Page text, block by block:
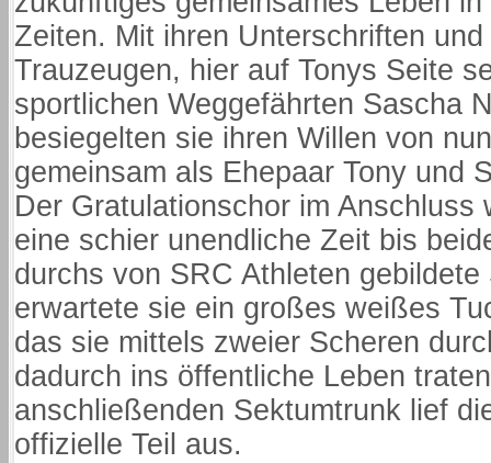
Zeiten. Mit ihren Unterschriften
Trauzeugen, hier auf Tonys Seite
sportlichen Weggefährten Sascha
besiegelten sie ihren Willen von
gemeinsam als Ehepaar Tony und
Der Gratulationschor im Anschluss
eine schier unendliche Zeit bis
durchs von SRC Athleten
erwartete sie ein großes weißes
das sie mittels zweier Scheren
dadurch ins öffentliche Leben
anschließenden Sektumtrunk lief
offizielle Teil aus.